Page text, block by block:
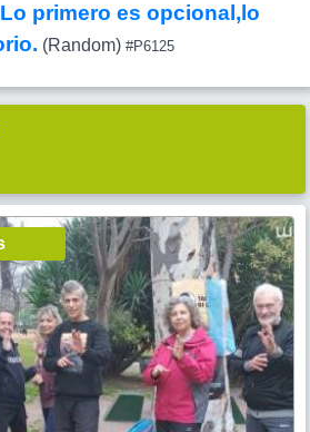
primero es opcional,lo
(Random) #P6125